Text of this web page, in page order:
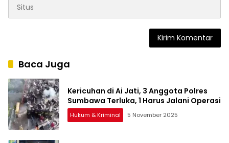
Baca Juga
Kericuhan di Ai Jati, 3 Anggota Polres
Sumbawa Terluka, 1 Harus Jalani Operasi
Hukum & Kriminal 5 November 2025